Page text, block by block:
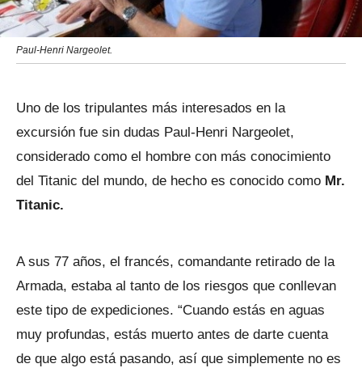
Paul-Henri Nargeolet.
Uno de los tripulantes más interesados en la
excursión fue sin dudas Paul-Henri Nargeolet,
considerado como el hombre con más conocimiento
del Titanic del mundo, de hecho es conocido como Mr.
Titanic.
A sus 77 años, el francés, comandante retirado de la
Armada, estaba al tanto de los riesgos que conllevan
este tipo de expediciones. “Cuando estás en aguas
muy profundas, estás muerto antes de darte cuenta
de que algo está pasando, así que simplemente no es